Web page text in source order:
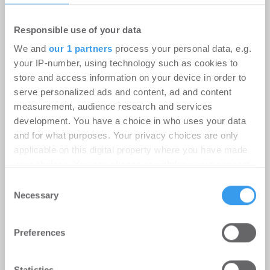
Responsible use of your data
We and our 1 partners process your personal data, e.g.
your IP-number, using technology such as cookies to
store and access information on your device in order to
serve personalized ads and content, ad and content
measurement, audience research and services
development. You have a choice in who uses your data
and for what purposes. Your privacy choices are only
applicable on this digital property where you have made
the Privacy trigger icon.
Find out more about how your personal data is processed
and set your preferences in the
We use cookies to personalise content and ads, to
Selection
Necessary
Preferences
BUWOG sichert Industriedenkmal
Wohnen | Projekte-05.08.2026
Demontage des historischen Wasserturms auf
Dachauer MD-Gelände